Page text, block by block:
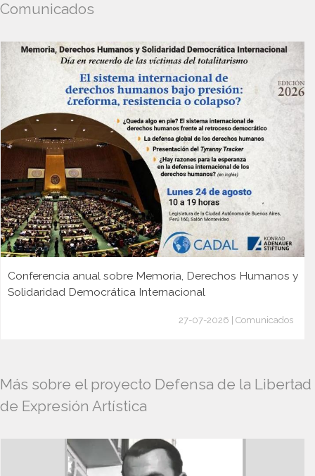
Comunicados
Conferencia anual sobre Memoria, Derechos Humanos y
Solidaridad Democrática Internacional
27-07-2026 | Comunicados
Más sobre el proyecto Defensa de la Libertad
de Expresión Artística